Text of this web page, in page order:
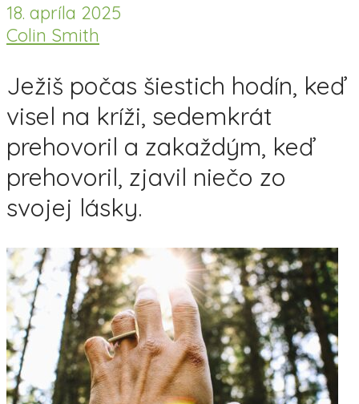
18. apríla 2025
Colin Smith
Ježiš počas šiestich hodín, keď
visel na kríži, sedemkrát
prehovoril a zakaždým, keď
prehovoril, zjavil niečo zo
svojej lásky.